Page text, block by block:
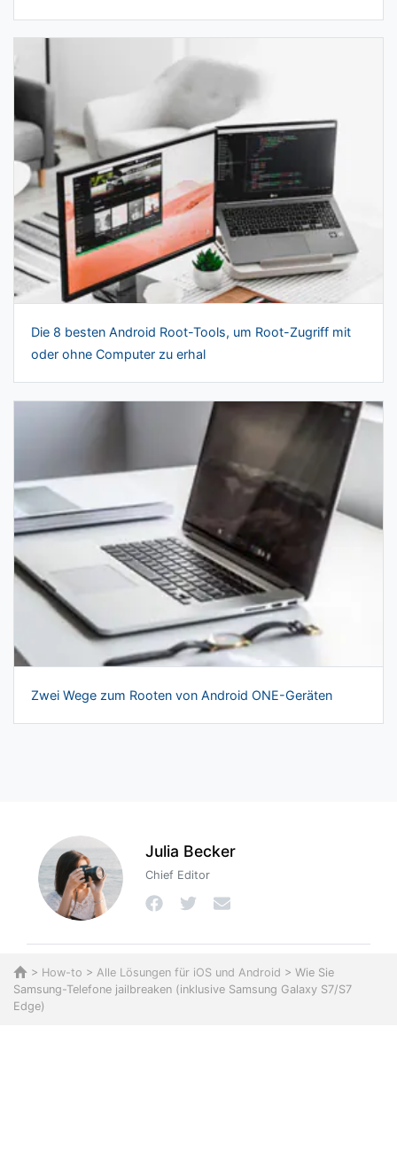
Die 8 besten Android Root-Tools, um Root-Zugriff mit
oder ohne Computer zu erhal
Zwei Wege zum Rooten von Android ONE-Geräten
Julia Becker
Chief Editor
> How-to > Alle Lösungen für iOS und Android > Wie Sie
Samsung-Telefone jailbreaken (inklusive Samsung Galaxy S7/S7
Edge)